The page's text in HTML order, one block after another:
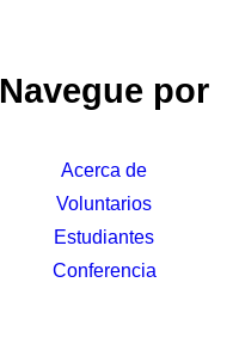
Navegue por
Acerca de
Voluntarios
Estudiantes
Conferencia